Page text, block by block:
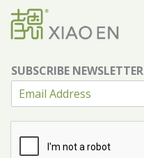
SUBSCRIBE NEWSLETTER